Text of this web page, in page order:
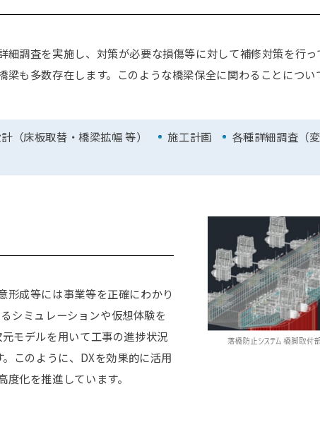
調査を実施し、対策が必要な損傷等に対して補修対策を行
も多数存在します。このような橋梁保全に関わることにつ
（床板取替・橋梁拡幅 等） 施工計画
各種詳細調査（
形成等には事業等を正確にわかり
シミュレーションや仮想体験を
モデルを用いて工事の進捗状況
このように、DXを効果的に活用
化を推進しています。